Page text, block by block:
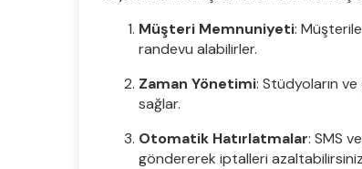
Müşteri Memnuniyeti:
randevu alabilirler.
Zaman Yönetimi: Stüdyoların
sağlar.
Otomatik Hatırlatmalar: SMS
göndererek iptalleri